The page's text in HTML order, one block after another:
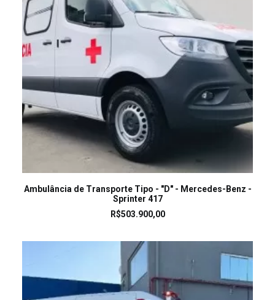
LEIA MAIS
Ambulância de Transporte Tipo - "D" - Mercedes-Benz -
Sprinter 417
R$503.900,00